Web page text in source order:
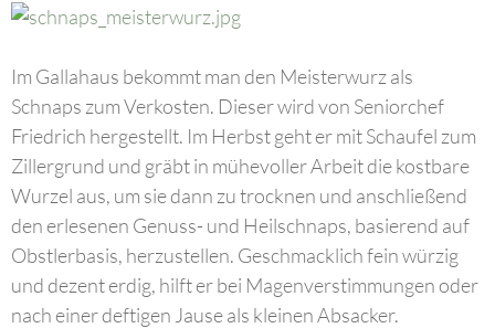
Im Gallahaus bekommt man den Meisterwurz als
Schnaps zum Verkosten. Dieser wird von Seniorchef
Friedrich hergestellt. Im Herbst geht er mit Schaufel zum
Zillergrund und gräbt in mühevoller Arbeit die kostbare
Wurzel aus, um sie dann zu trocknen und anschließend
den erlesenen Genuss- und Heilschnaps, basierend auf
Obstlerbasis, herzustellen. Geschmacklich fein würzig
und dezent erdig, hilft er bei Magenverstimmungen oder
nach einer deftigen Jause als kleinen Absacker.